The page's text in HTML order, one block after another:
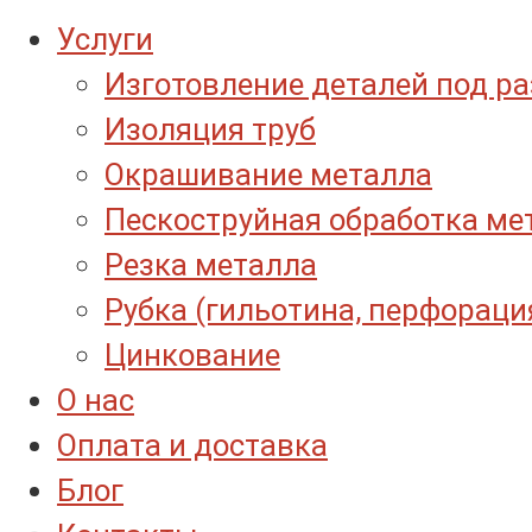
Услуги
Изготовление деталей под
Изоляция труб
Окрашивание металла
Пескоструйная обработка
Резка металла
Рубка (гильотина,
Цинкование
О нас
Оплата и доставка
Блог